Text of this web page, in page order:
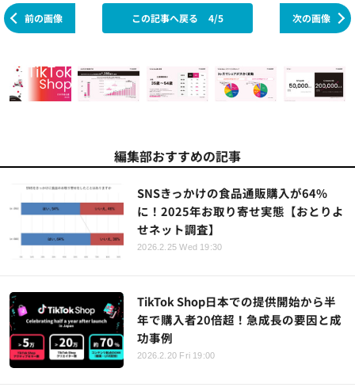
前の画像 次の画像
この記事へ戻る 4/5
編集部おすすめの記事
SNSきっかけの食品通販購入が64%
に！2025年お取り寄せ実態【おとりよ
せネット調査】
2026.2.25 Wed 19:30
TikTok Shop日本での提供開始から半
年で購入者20倍超！急成長の要因と成
功事例
2026.2.20 Fri 19:00